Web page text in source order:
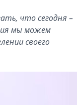
что сегодня –
мы можем
своего